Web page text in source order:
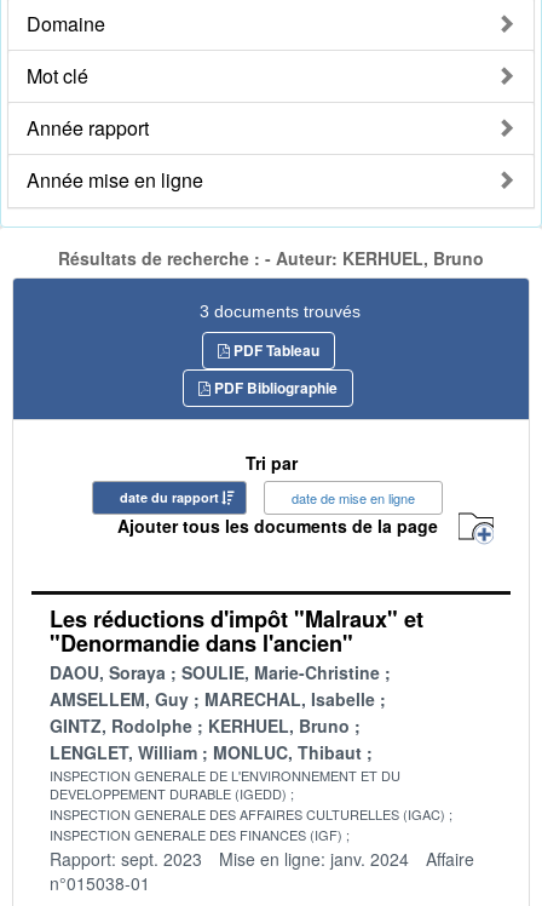
Domaine
Mot clé
Année rapport
Année mise en ligne
Résultats de recherche : - Auteur: KERHUEL, Bruno
3 documents trouvés
PDF Tableau
PDF Bibliographie
Tri par
date du rapport date de mise en ligne
Ajouter tous les documents de la page
Les réductions d'impôt "Malraux" et
"Denormandie dans l'ancien"
DAOU, Soraya
SOULIE, Marie-Christine
AMSELLEM, Guy
MARECHAL, Isabelle
GINTZ, Rodolphe
KERHUEL, Bruno
LENGLET, William
MONLUC, Thibaut
INSPECTION GENERALE DE L'ENVIRONNEMENT ET DU
DEVELOPPEMENT DURABLE (IGEDD)
INSPECTION GENERALE DES AFFAIRES CULTURELLES (IGAC)
INSPECTION GENERALE DES FINANCES (IGF)
Rapport: sept. 2023 Mise en ligne: janv. 2024
Affaire
n°015038-01